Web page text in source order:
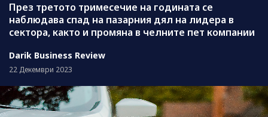
През третото тримесечие на годината се
наблюдава спад на пазарния дял на лидера в
сектора, както и промяна в челните пет компании
Darik Business Review
22 Декември 2023